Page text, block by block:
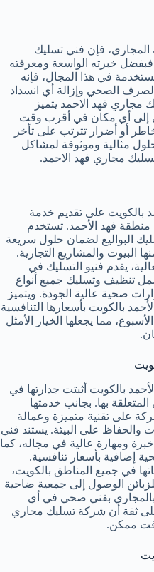
المجاري، فإن فني تسليك
فبفضل خبرته الواسعة ومعرفته
في هذا المجال، فإنه
الصحي وإزالة أي انسداد
مجاري فهد الاحمد يتميز
إلى أي مكان في أقرب وقت
أو أضرار تترتب على تأخر
مثالية وموثوقة لمشاكل
مجاري فهد الاحمد.
بالكويت على تقديم خدمة
منطقة فهد الأحمد. تستخدم
البواليع لضمان حلول سريعة
البيوت والمشاريع التجارية.
يقدم فنيو التسليك في
تنظيف وتسليك جميع أنواع
صحية عالية الجودة. ويتميز
بالكويت بأسعارها التنافسية
مما يجعلها الخيار الأمثل
بالكويت أثبتت جدارتها في
بها. بجانب خدمتها
على تقنية متميزة وعمالة
والحفاظ على البيئة. يستند فني
ومهارة عالية في مجاله، كما
إضافية بأسعار تنافسية.
في جميع المناطق بالكويت،
الوصول إلى جمعية ضاحية
بالمجاري بفني صحي في أي
ثقة أن شركة تسليك مجاري
ممكن.